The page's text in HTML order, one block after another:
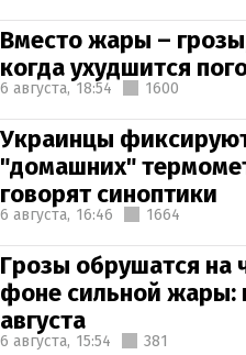
Вместо жары –
когда ухудшится
6 августа, 18:54 1600
Украинцы
"домашних"
говорят синоптики
6 августа, 16:46 1664
Грозы обрушатся на
фоне сильной жары:
августа
6 августа, 15:54 381